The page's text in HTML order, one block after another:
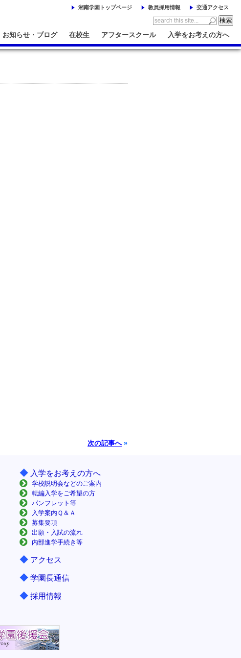
湘南学園トップページ 教員採用情報 交通アクセス
お知らせ・ブログ 在校生 アフタースクール 入学をお考えの方へ
次の記事へ»
◆ 入学をお考えの方へ
学校説明会などのご案内
転編入学をご希望の方
パンフレット等
入学案内Ｑ＆Ａ
募集要項
出願・入試の流れ
内部進学手続き等
◆ アクセス
◆ 学園長通信
◆ 採用情報